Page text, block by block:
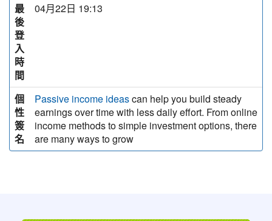
最
後
登
入
時
間
04月22日 19:13
個
性
簽
名
Passive income ideas can help you build steady
earnings over time with less daily effort. From online
income methods to simple investment options, there
are many ways to grow